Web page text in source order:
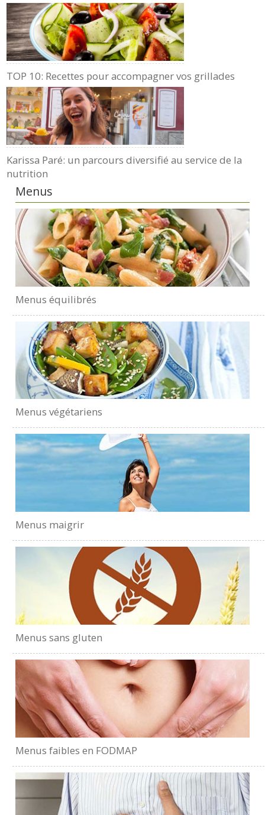
TOP 10: Recettes pour accompagner vos grillades
Karissa Paré: un parcours diversifié au service de la
nutrition
Menus
Menus équilibrés
Menus végétariens
Menus maigrir
Menus sans gluten
Menus faibles en FODMAP